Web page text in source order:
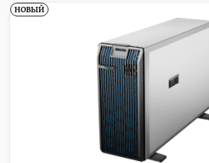
НОВЫЙ